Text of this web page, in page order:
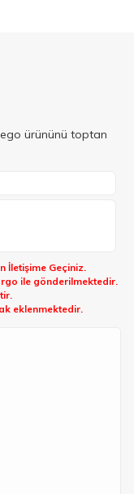
ürününü toptan
İletişime Geçiniz.
ile gönderilmektedir.
eklenmektedir.